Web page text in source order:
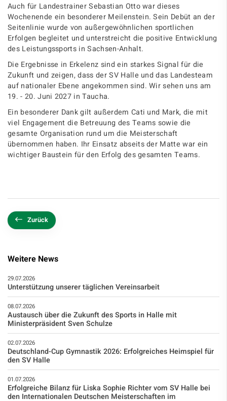
Auch für Landestrainer Sebastian Otto war dieses
Wochenende ein besonderer Meilenstein. Sein Debüt an der
Seitenlinie wurde von außergewöhnlichen sportlichen
Erfolgen begleitet und unterstreicht die positive Entwicklung
des Leistungssports in Sachsen-Anhalt.
Die Ergebnisse in Erkelenz sind ein starkes Signal für die
Zukunft und zeigen, dass der SV Halle und das Landesteam
auf nationaler Ebene angekommen sind. Wir sehen uns am
19. - 20. Juni 2027 in Taucha.
Ein besonderer Dank gilt außerdem Cati und Mark, die mit
viel Engagement die Betreuung des Teams sowie die
gesamte Organisation rund um die Meisterschaft
übernommen haben. Ihr Einsatz abseits der Matte war ein
wichtiger Baustein für den Erfolg des gesamten Teams.
Zurück
Weitere News
29.07.2026
Unterstützung unserer täglichen Vereinsarbeit
08.07.2026
Austausch über die Zukunft des Sports in Halle mit
Ministerpräsident Sven Schulze
02.07.2026
Deutschland-Cup Gymnastik 2026: Erfolgreiches Heimspiel für
den SV Halle
01.07.2026
Erfolgreiche Bilanz für Liska Sophie Richter vom SV Halle bei
den Internationalen Deutschen Meisterschaften im